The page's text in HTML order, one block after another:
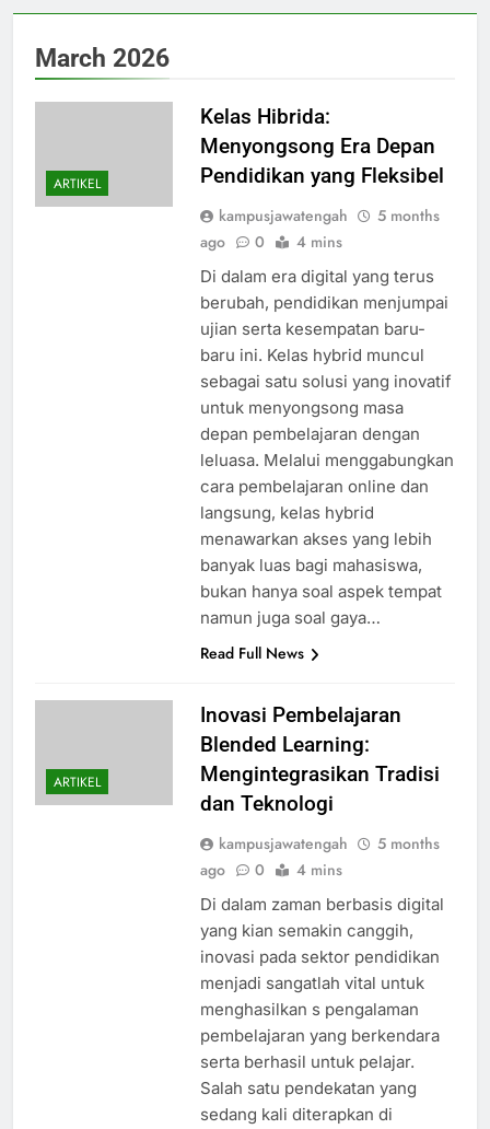
March 2026
ARTIKEL
Kelas Hibrida:
Menyongsong Era Depan
Pendidikan yang Fleksibel
kampusjawatengah
5 months
ago
0 4 mins
Di dalam era digital yang terus
berubah, pendidikan menjumpai
ujian serta kesempatan baru-
baru ini. Kelas hybrid muncul
sebagai satu solusi yang inovatif
untuk menyongsong masa
depan pembelajaran dengan
leluasa. Melalui menggabungkan
cara pembelajaran online dan
langsung, kelas hybrid
menawarkan akses yang lebih
banyak luas bagi mahasiswa,
bukan hanya soal aspek tempat
namun juga soal gaya…
Read Full News
ARTIKEL
Inovasi Pembelajaran
Blended Learning:
Mengintegrasikan Tradisi
dan Teknologi
kampusjawatengah
5 months
ago
0 4 mins
Di dalam zaman berbasis digital
yang kian semakin canggih,
inovasi pada sektor pendidikan
menjadi sangatlah vital untuk
menghasilkan s pengalaman
pembelajaran yang berkendara
serta berhasil untuk pelajar.
Salah satu pendekatan yang
sedang kali diterapkan di